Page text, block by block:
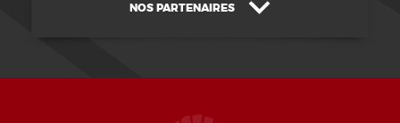
NOS PARTENAIRES